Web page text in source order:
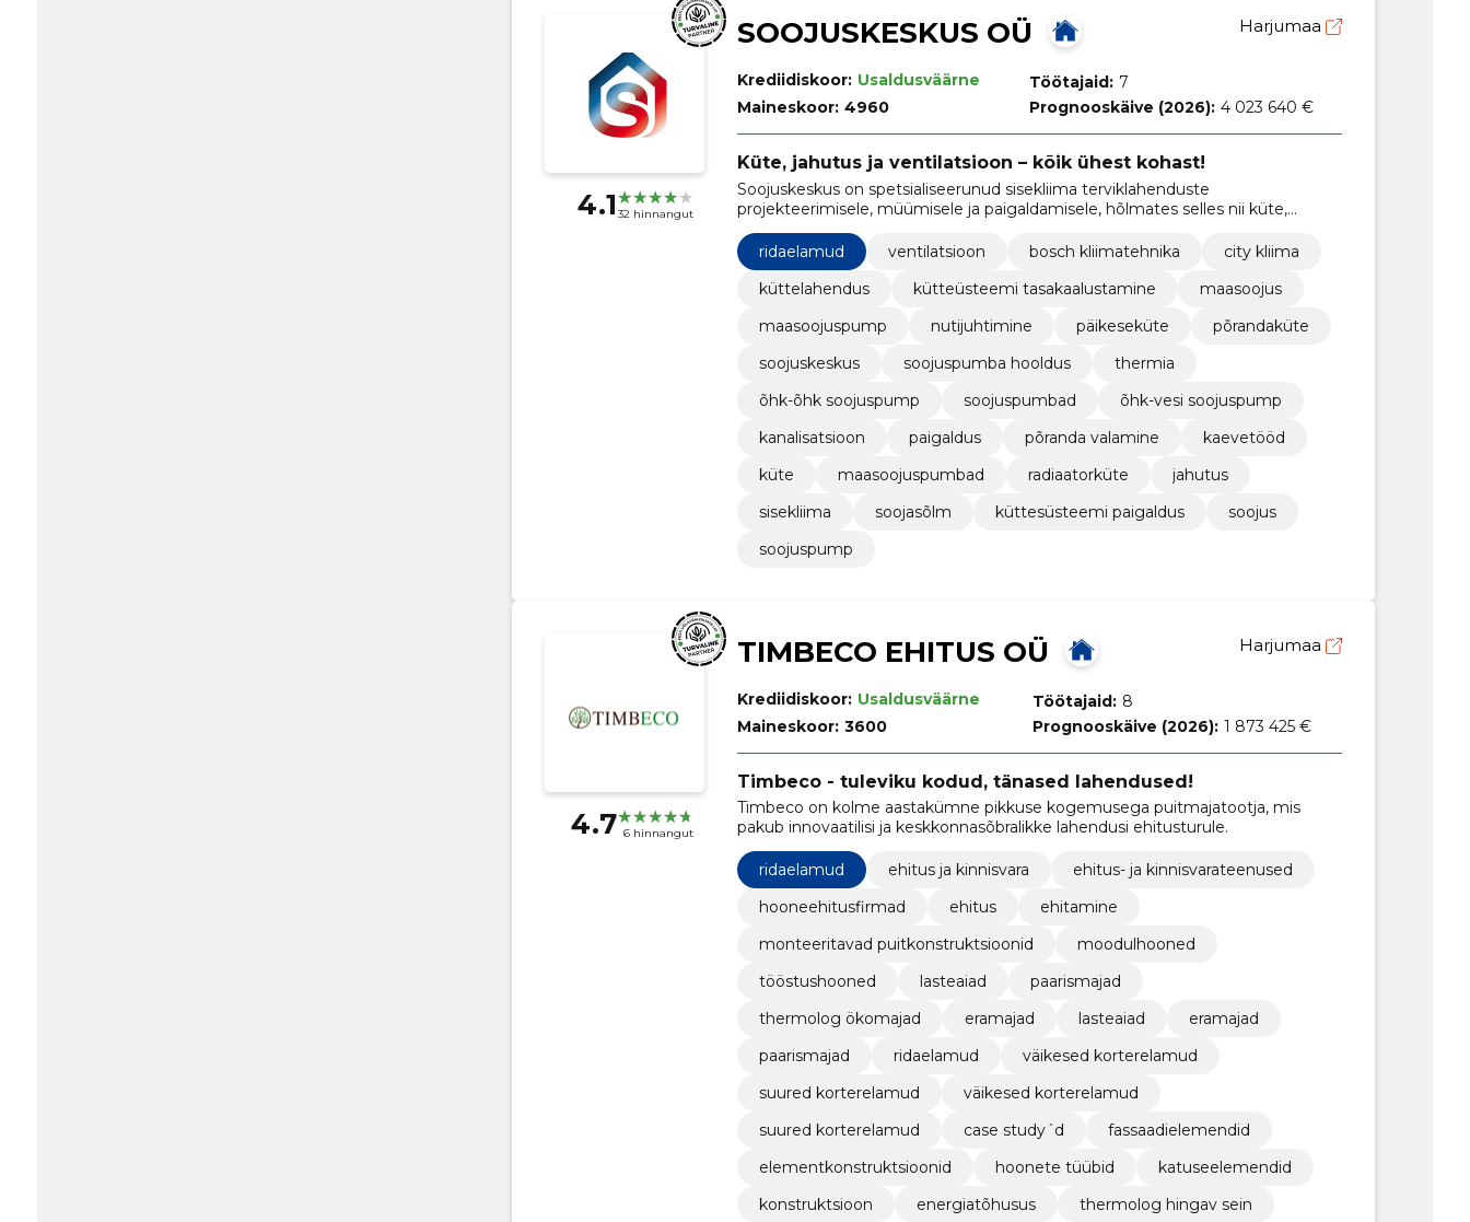
4.1 32 hinnangut
SOOJUSKESKUS OÜ Harjumaa
Krediidiskoor: Usaldusväärne
Maineskoor: 4960
Töötajaid: 7
Prognooskäive (2026): 4 023 640 €
Küte, jahutus ja ventilatsioon – kõik ühest kohast!
Soojuskeskus on spetsialiseerunud sisekliima terviklahenduste
projekteerimisele, müümisele ja paigaldamisele, hõlmates selles nii küte,
ridaelamud
ventilatsioon bosch kliimatehnika
city kliima
küttelahendus
kütteüsteemi tasakaalustamine
maasoojus
maasoojuspump
nutijuhtimine päikeseküte
põrandaküte
soojuskeskus
soojuspumba hooldus
thermia
õhk-õhk soojuspump
soojuspumbad
õhk-vesi soojuspump
kanalisatsioon
paigaldus põranda valamine
kaevetööd
küte
maasoojuspumbad radiaatorküte
jahutus
sisekliima
soojasõlm küttesüsteemi paigaldus
soojus
soojuspump
4.7 6 hinnangut
TIMBECO EHITUS OÜ Harjumaa
Krediidiskoor: Usaldusväärne
Maineskoor: 3600
Töötajaid: 8
Prognooskäive (2026): 1 873 425 €
Timbeco - tuleviku kodud, tänased lahendused!
Timbeco on kolme aastakümne pikkuse kogemusega puitmajatootja, mis
pakub innovaatilisi ja keskkonnasõbralikke lahendusi ehitusturule.
ridaelamud ehitus ja kinnisvara
ehitus- ja kinnisvarateenused
hooneehitusfirmad
ehitus
ehitamine
monteeritavad puitkonstruktsioonid
moodulhooned
tööstushooned
lasteaiad
paarismajad
thermolog ökomajad
eramajad lasteaiad
eramajad
paarismajad
ridaelamud
väikesed korterelamud
suured korterelamud
väikesed korterelamud
suured korterelamud
case study´d
fassaadielemendid
elementkonstruktsioonid
hoonete tüübid
katuseelemendid
konstruktsioon
energiatõhusus
thermolog hingav sein